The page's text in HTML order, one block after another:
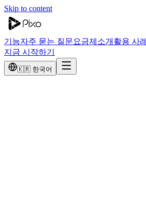
Skip to content
기능자주 묻는 질문요금제 소개 활용 사례
지금 시작하기
🇰🇷 한국어